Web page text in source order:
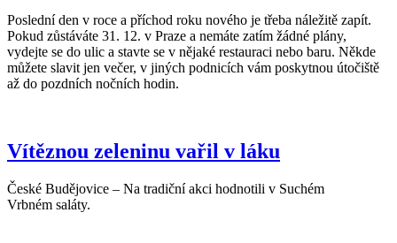
Poslední den v roce a příchod roku nového je třeba náležitě zapít.
Pokud zůstáváte 31. 12. v Praze a nemáte zatím žádné plány,
vydejte se do ulic a stavte se v nějaké restauraci nebo baru. Někde
můžete slavit jen večer, v jiných podnicích vám poskytnou útočiště
až do pozdních nočních hodin.
Vítěznou zeleninu vařil v láku
České Budějovice – Na tradiční akci hodnotili v Suchém
Vrbném saláty.